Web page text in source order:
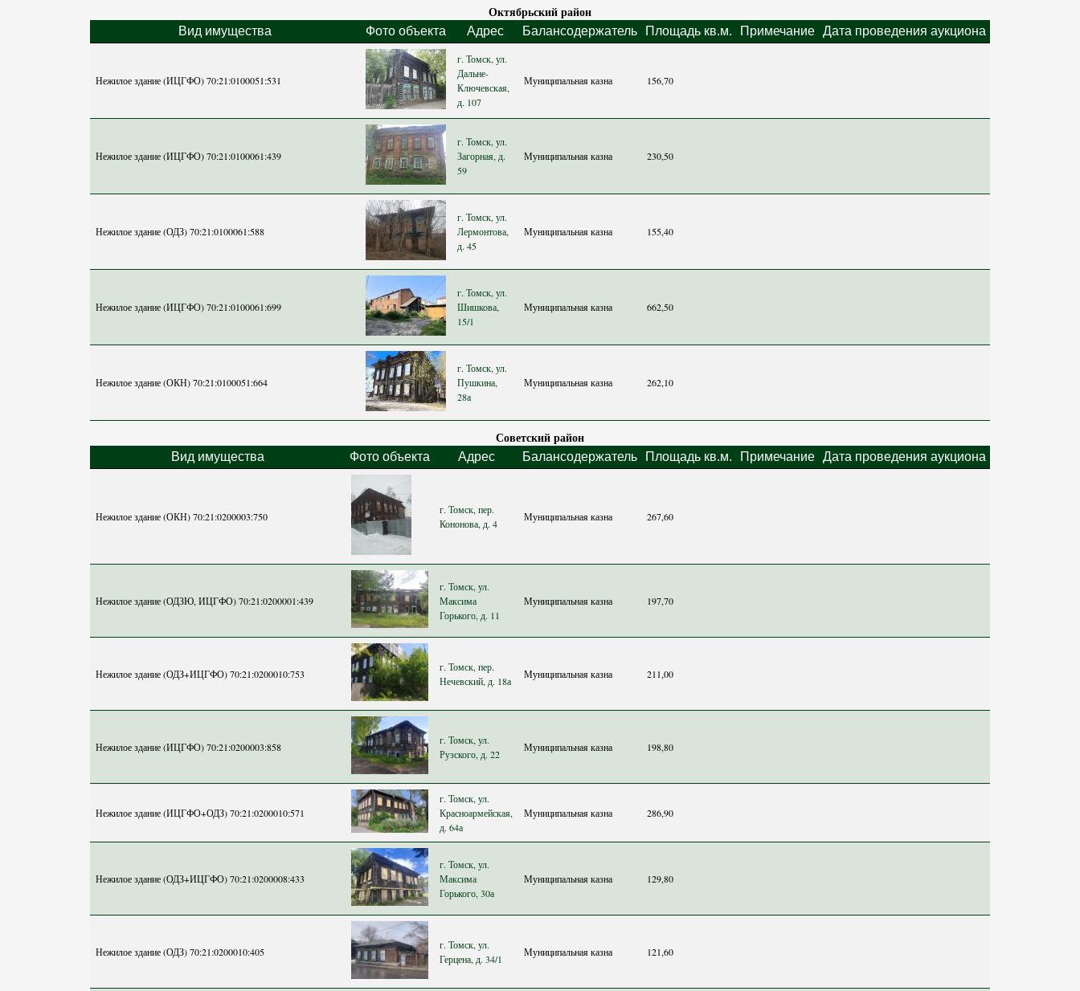
Октябрьский район
Вид имущества Фото объекта Адрес Балансодержатель Площадь кв.м. Примечание Дата проведения аукциона
Нежилое здание (ИЦГФО) 70:21:0100051:531
г. Томск, ул.
Дальне-
Ключевская,
д. 107
Муниципальная казна 156,70
Нежилое здание (ИЦГФО) 70:21:0100061:439
г. Томск, ул.
Загорная, д.
59
Муниципальная казна 230,50
Нежилое здание (ОДЗ) 70:21:0100061:588
г. Томск, ул.
Лермонтова,
д. 45
Муниципальная казна 155,40
Нежилое здание (ИЦГФО) 70:21:0100061:699
г. Томск, ул.
Шишкова,
15/1
Муниципальная казна 662,50
Нежилое здание (ОКН) 70:21:0100051:664
г. Томск, ул.
Пушкина,
28а
Муниципальная казна 262,10
Советский район
Вид имущества Фото объекта Адрес Балансодержатель Площадь кв.м. Примечание Дата проведения аукциона
Нежилое здание (ОКН) 70:21:0200003:750
г. Томск, пер.
Кононова, д. 4
Муниципальная казна 267,60
Нежилое здание (ОДЗЮ, ИЦГФО) 70:21:0200001:439
г. Томск, ул.
Максима
Горького, д. 11
Муниципальная казна 197,70
Нежилое здание (ОДЗ+ИЦГФО) 70:21:0200010:753
г. Томск, пер.
Нечевский, д. 18а
Муниципальная казна 211,00
Нежилое здание (ИЦГФО) 70:21:0200003:858
г. Томск, ул.
Рузского, д. 22
Муниципальная казна 198,80
Нежилое здание (ИЦГФО+ОДЗ) 70:21:0200010:571
г. Томск, ул.
Красноармейская,
д. 64а
Муниципальная казна 286,90
Нежилое здание (ОДЗ+ИЦГФО) 70:21:0200008:433
г. Томск, ул.
Максима
Горького, 30а
Муниципальная казна 129,80
Нежилое здание (ОДЗ) 70:21:0200010:405
г. Томск, ул.
Герцена, д. 34/1
Муниципальная казна 121,60